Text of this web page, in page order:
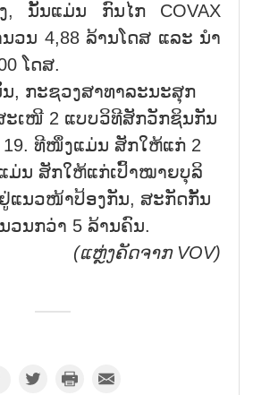
ນັ້ນແມ່ນ ກົນໄກ COVAX
ວນ 4,88 ລ້ານໂດສ ແລະ ນຳ
ໂດສ.
ະຊວງສາທາລະນະສຸກ
ະເໜີ 2 ແບບວິທີສັກວັກຊິນກັນ
19. ທີໜຶ່ງແມ່ນ ສັກໃຫ້ແກ່ 2
ມ່ນ ສັກໃຫ້ແກ່ເປົ້າໝາຍບຸລິ
ແນວໜ້າປ້ອງກັນ, ສະກັດກັ້ນ
ວນກວ່າ 5 ລ້ານຄົນ.
(ແຫຼ່ງຄັດຈາກ VOV)